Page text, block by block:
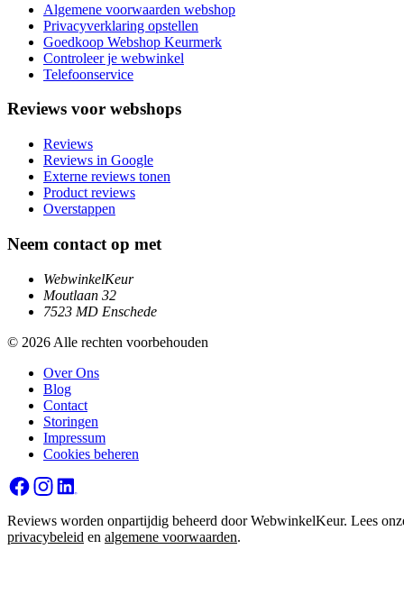
Algemene voorwaarden webshop
Privacyverklaring opstellen
Goedkoop Webshop Keurmerk
Controleer je webwinkel
Telefoonservice
Reviews voor webshops
Reviews
Reviews in Google
Externe reviews tonen
Product reviews
Overstappen
Neem contact op met
WebwinkelKeur
Moutlaan 32
7523 MD Enschede
© 2026 Alle rechten voorbehouden
Over Ons
Blog
Contact
Storingen
Impressum
Cookies beheren
Reviews worden onpartijdig beheerd door WebwinkelKeur. Lees
privacybeleid en algemene voorwaarden.